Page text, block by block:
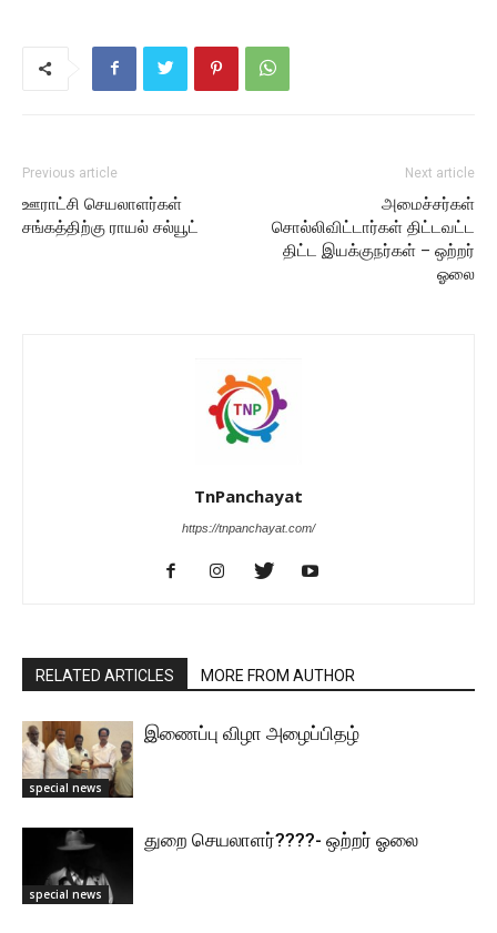
Previous article
ஊராட்சி செயலாளர்கள்
சங்கத்திற்கு ராயல் சல்யூட்
Next article
அமைச்சர்கள்
சொல்லிவிட்டார்கள் திட்டவட்ட
திட்ட இயக்குநர்கள் – ஒற்றர்
ஓலை
TnPanchayat
https://tnpanchayat.com/
RELATED ARTICLES MORE FROM AUTHOR
special news
இணைப்பு விழா அழைப்பிதழ்
special news
துறை செயலாளர்????- ஒற்றர் ஓலை